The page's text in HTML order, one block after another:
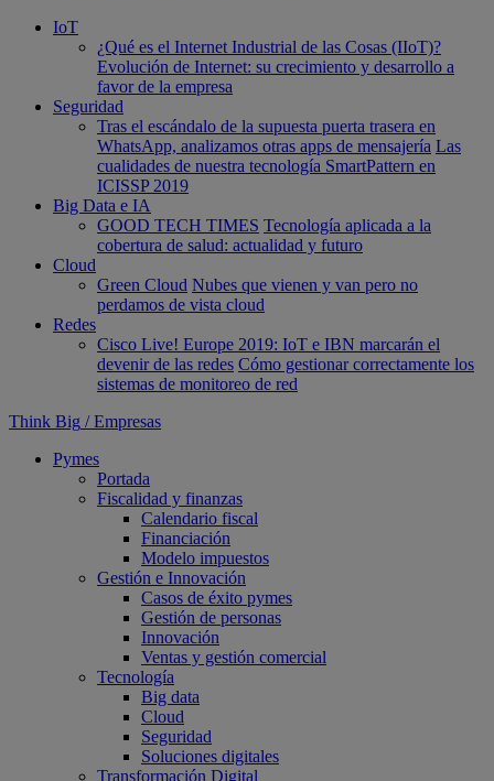
IoT
¿Qué es el Internet Industrial de las Cosas (IIoT)?
Evolución de Internet: su crecimiento y desarrollo a
favor de la empresa
Seguridad
Tras el escándalo de la supuesta puerta trasera en
WhatsApp, analizamos otras apps de mensajería Las
cualidades de nuestra tecnología SmartPattern en
ICISSP 2019
Big Data e IA
GOOD TECH TIMES Tecnología aplicada a la
cobertura de salud: actualidad y futuro
Cloud
Green Cloud Nubes que vienen y van pero no
perdamos de vista cloud
Redes
Cisco Live! Europe 2019: IoT e IBN marcarán el
devenir de las redes Cómo gestionar correctamente los
sistemas de monitoreo de red
Think Big / Empresas
Pymes
Portada
Fiscalidad y finanzas
Calendario fiscal
Financiación
Modelo impuestos
Gestión e Innovación
Casos de éxito pymes
Gestión de personas
Innovación
Ventas y gestión comercial
Tecnología
Big data
Cloud
Seguridad
Soluciones digitales
Transformación Digital